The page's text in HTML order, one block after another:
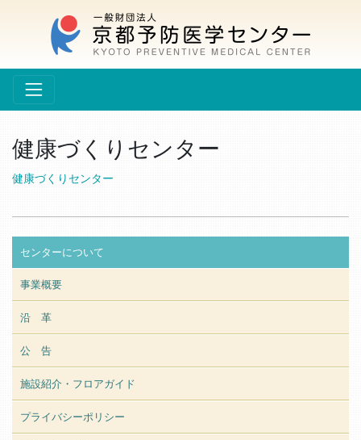
健康づくりセンター
健康づくりセンター
センターについて
事業概要
沿 革
公 告
施設紹介・フロアガイド
プライバシーポリシー